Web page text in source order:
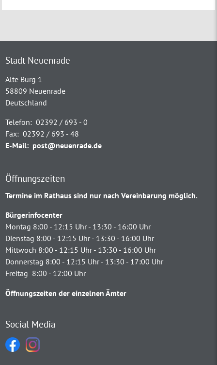
Stadt Neuenrade
Alte Burg 1
58809 Neuenrade
Deutschland
Telefon: 02392 / 693 - 0
Fax: 02392 / 693 - 48
E-Mail: post@neuenrade.de
Öffnungszeiten
Termine im Rathaus sind nur nach Vereinbarung möglich.
Bürgerinfocenter
Montag 8:00 - 12:15 Uhr - 13:30 - 16:00 Uhr
Dienstag 8:00 - 12:15 Uhr - 13:30 - 16:00 Uhr
Mittwoch 8:00 - 12:15 Uhr - 13:30 - 16:00 Uhr
Donnerstag 8:00 - 12:15 Uhr - 13:30 - 17:00 Uhr
Freitag 8:00 - 12:00 Uhr
Öffnungszeiten der einzelnen Ämter
Social Media